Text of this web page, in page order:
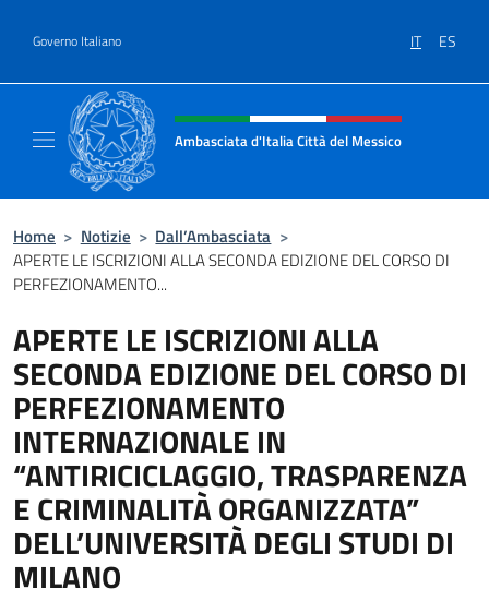
Governo Italiano IT ES
Intestazione sito, social e menù
Ambasciata d'Italia Città del Messico
Home > Notizie > Dall’Ambasciata >
APERTE LE ISCRIZIONI ALLA SECONDA EDIZIONE DEL CORSO DI
PERFEZIONAMENTO...
APERTE LE ISCRIZIONI ALLA
SECONDA EDIZIONE DEL CORSO DI
PERFEZIONAMENTO
INTERNAZIONALE IN
“ANTIRICICLAGGIO, TRASPARENZA
E CRIMINALITÀ ORGANIZZATA”
DELL’UNIVERSITÀ DEGLI STUDI DI
MILANO